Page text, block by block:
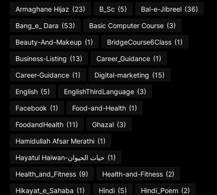
Armaghane Hijaz (23) B_Sc (5) Bal-e-Jibreel (36)
Bang_e_ Dara (53) Basic Computer Course (3)
Beauty-And-Makeup (1) BridgeCourse6Class (1)
Business-Listing (13) Career_Guidance (1)
Career-Guidance (1) Digital-marketing (15)
English (5) EnglishThirdLanguage (3)
Facebook (1) Food-and-Health (1)
FoodandHealth (11) Ghazal (3)
Hamidullah Afsar Merathi (1)
Hayatul Haiwan-حیات الحیوان (1)
Health_and_Fitness (9) Health-and-Fitness (2)
Hikayat_e_Sahaba (1) Hindi (5) Hindi_Poem (2)